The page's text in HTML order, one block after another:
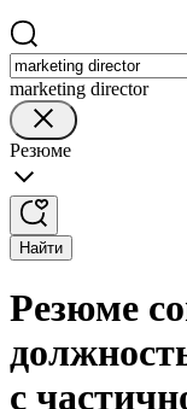
marketing director
Резюме
Найти
Резюме
с